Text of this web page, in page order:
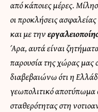
από κάποιες μέρες.
οι προκλήσεις
και με την
Άρα, αυτά είναι
παρουσία της χώρας μας
διαβεβαιώνω ότι η
γεωπολιτικό
σταθερότητας στη